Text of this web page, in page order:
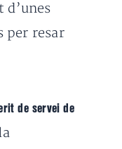
d’unes
per resar
de servei de